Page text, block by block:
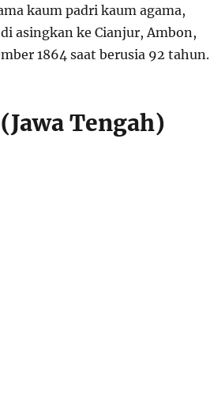
kaum padri kaum agama,
asingkan ke Cianjur, Ambon,
1864 saat berusia 92 tahun.
Tengah)